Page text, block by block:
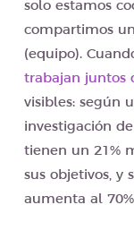
solo estamos
compartimos
(equipo).
trabajan juntos
visibles: según
investigación
tienen un 21%
sus objetivos, y
aumenta al